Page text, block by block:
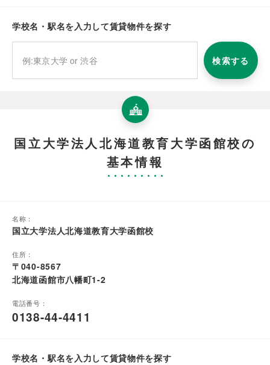
学校名・駅名を入力して賃貸物件を探す
検索する
国立大学法人北海道教育大学函館校の
基本情報
名称：
国立大学法人北海道教育大学函館校
住所：
〒040-8567
北海道函館市八幡町1-2
電話番号：
0138-44-4411
学校名・駅名を入力して賃貸物件を探す